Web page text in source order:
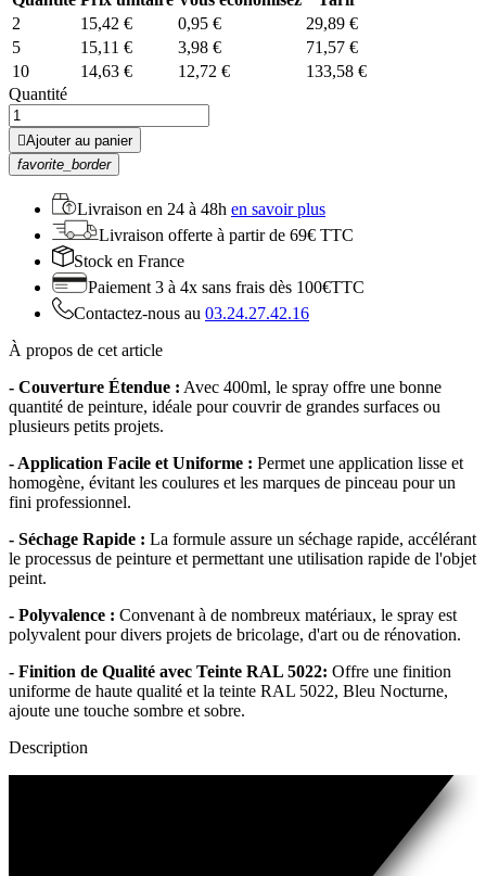
2
15,42 € 0,95 €
29,89 €
5
15,11 € 3,98 €
71,57 €
10
14,63 € 12,72 €
133,58 €
Quantité
Ajouter au panier
favorite_border
Livraison en 24 à 48h en savoir plus
Livraison offerte à partir de 69€ TTC
Stock en France
Paiement 3 à 4x sans frais dès 100€TTC
Contactez-nous au 03.24.27.42.16
À propos de cet article
- Couverture Étendue : Avec 400ml, le spray offre une bonne
quantité de peinture, idéale pour couvrir de grandes surfaces ou
plusieurs petits projets.
- Application Facile et Uniforme : Permet une application lisse et
homogène, évitant les coulures et les marques de pinceau pour un
fini professionnel.
- Séchage Rapide : La formule assure un séchage rapide, accélérant
le processus de peinture et permettant une utilisation rapide de l'objet
peint.
- Polyvalence : Convenant à de nombreux matériaux, le spray est
polyvalent pour divers projets de bricolage, d'art ou de rénovation.
- Finition de Qualité avec Teinte RAL 5022: Offre une finition
uniforme de haute qualité et la teinte RAL 5022, Bleu Nocturne,
ajoute une touche sombre et sobre.
Description